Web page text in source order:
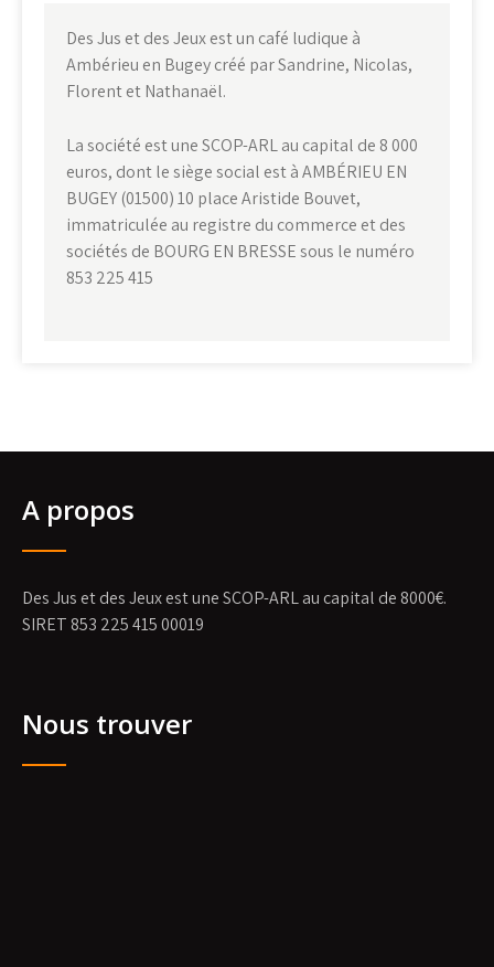
Des Jus et des Jeux est un café ludique à
Ambérieu en Bugey créé par Sandrine, Nicolas,
Florent et Nathanaël.
La société est une SCOP-ARL au capital de 8 000
euros, dont le siège social est à AMBÉRIEU EN
BUGEY (01500) 10 place Aristide Bouvet,
immatriculée au registre du commerce et des
sociétés de BOURG EN BRESSE sous le numéro
853 225 415
A propos
Des Jus et des Jeux est une SCOP-ARL au capital de 8000€.
SIRET 853 225 415 00019
Nous trouver